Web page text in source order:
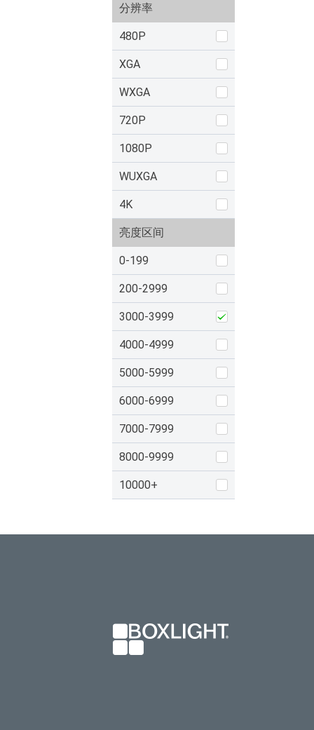
分辨率
480P
XGA
WXGA
720P
1080P
WUXGA
4K
亮度区间
0-199
200-2999
3000-3999
4000-4999
5000-5999
6000-6999
7000-7999
8000-9999
10000+